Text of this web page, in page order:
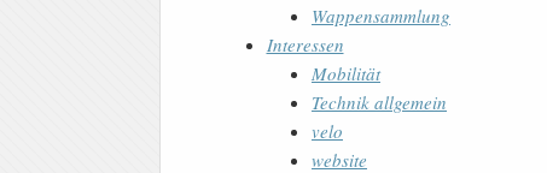
Wappensammlung
Interessen
Mobilität
Technik allgemein
velo
website